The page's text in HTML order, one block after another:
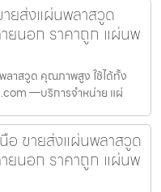
ยส่งแผ่นพลาสวูด
ยนอก ราคาถูก แผ่นพ
าสวูด คุณภาพสูง ใช้ได้ทั้ง
—บริการจำหน่าย แผ่
อ ขายส่งแผ่นพลาสวูด
ยนอก ราคาถูก แผ่นพ